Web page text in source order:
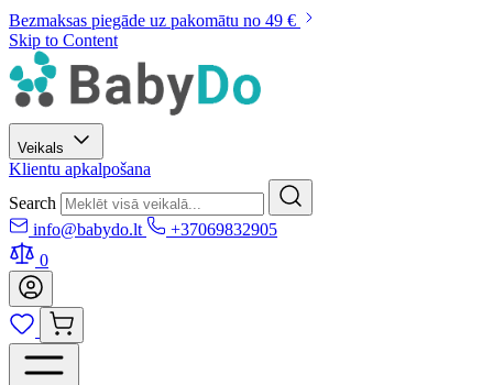
Bezmaksas piegāde uz pakomātu no 49 €
Skip to Content
Veikals
Klientu apkalpošana
Search
info@babydo.lt
+37069832905
0